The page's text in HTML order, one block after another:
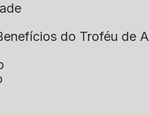
Benefícios do Troféu de